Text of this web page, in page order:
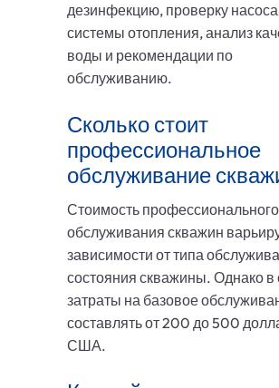
дезинфекцию, проверку
системы отопления, анализ
воды и рекомендации по
обслуживанию.
Сколько стоит
профессиональное
обслуживание
Стоимость профессионального
обслуживания скважин
зависимости от типа
состояния скважины. Однако в
затраты на базовое
составлять от 200 до 500
США.